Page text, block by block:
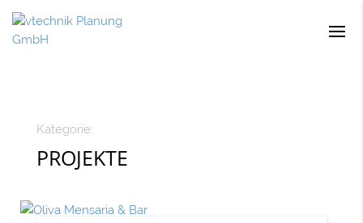
Kategorie:
PROJEKTE